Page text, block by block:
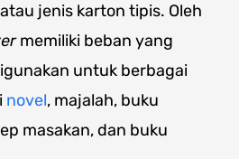
jenis karton tipis. Oleh
memiliki beban yang
untuk berbagai
novel, majalah, buku
masakan, dan buku